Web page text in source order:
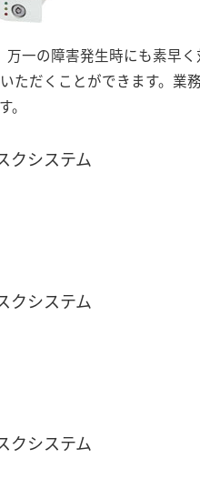
一の障害発生時にも素早
ただくことができます。業
システム
システム
システム